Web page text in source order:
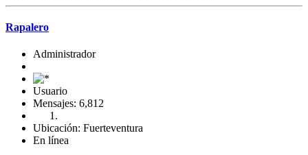
Rapalero
Administrador
Usuario
Mensajes: 6,812
Ubicación: Fuerteventura
En línea